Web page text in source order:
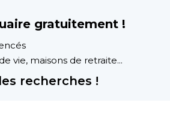
gratuitement !
vie, maisons de retraite...
recherches !